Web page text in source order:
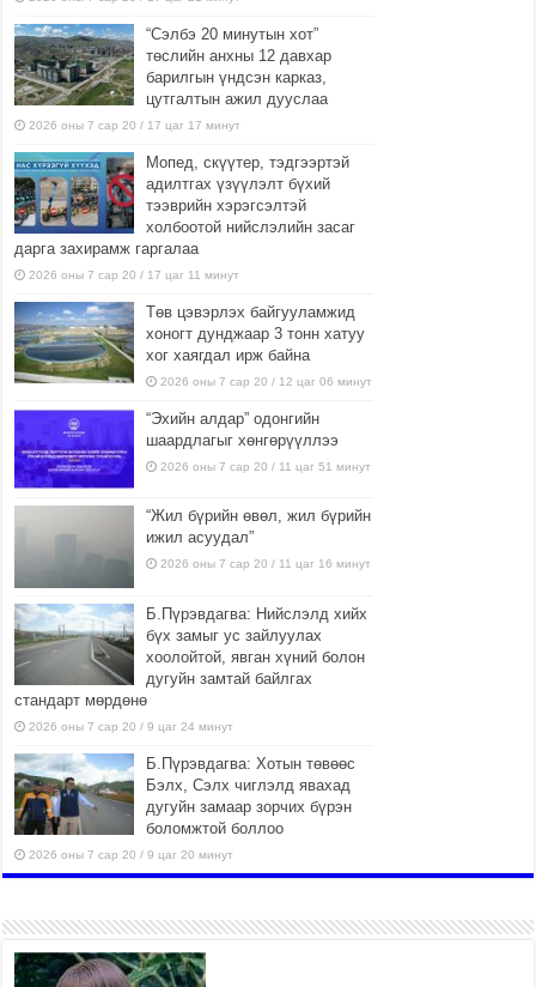
“Сэлбэ 20 минутын хот”
төслийн анхны 12 давхар
барилгын үндсэн карказ,
цутгалтын ажил дууслаа
2026 оны 7 сар 20 / 17 цаг 17 минут
Мопед, скүүтер, тэдгээртэй
адилтгах үзүүлэлт бүхий
тээврийн хэрэгсэлтэй
холбоотой нийслэлийн засаг
дарга захирамж гаргалаа
2026 оны 7 сар 20 / 17 цаг 11 минут
Төв цэвэрлэх байгууламжид
хоногт дунджаар 3 тонн хатуу
хог хаягдал ирж байна
2026 оны 7 сар 20 / 12 цаг 06 минут
“Эхийн алдар” одонгийн
шаардлагыг хөнгөрүүллээ
2026 оны 7 сар 20 / 11 цаг 51 минут
“Жил бүрийн өвөл, жил бүрийн
ижил асуудал”
2026 оны 7 сар 20 / 11 цаг 16 минут
Б.Пүрэвдагва: Нийслэлд хийх
бүх замыг ус зайлуулах
хоолойтой, явган хүний болон
дугуйн замтай байлгах
стандарт мөрдөнө
2026 оны 7 сар 20 / 9 цаг 24 минут
Б.Пүрэвдагва: Хотын төвөөс
Бэлх, Сэлх чиглэлд явахад
дугуйн замаар зорчих бүрэн
боломжтой боллоо
2026 оны 7 сар 20 / 9 цаг 20 минут
шугам хоолойн ажил 80
хувьтай үргэлжилж байна
2026 оны 7 сар 20 / 9 цаг 14 минут